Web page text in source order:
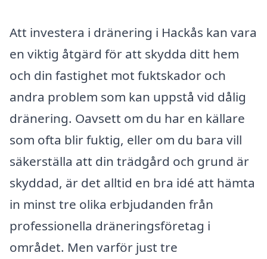
Att investera i dränering i Hackås kan vara
en viktig åtgärd för att skydda ditt hem
och din fastighet mot fuktskador och
andra problem som kan uppstå vid dålig
dränering. Oavsett om du har en källare
som ofta blir fuktig, eller om du bara vill
säkerställa att din trädgård och grund är
skyddad, är det alltid en bra idé att hämta
in minst tre olika erbjudanden från
professionella dräneringsföretag i
området. Men varför just tre